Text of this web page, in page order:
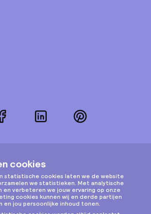
FacebookLinkedInPinterest
Instagram